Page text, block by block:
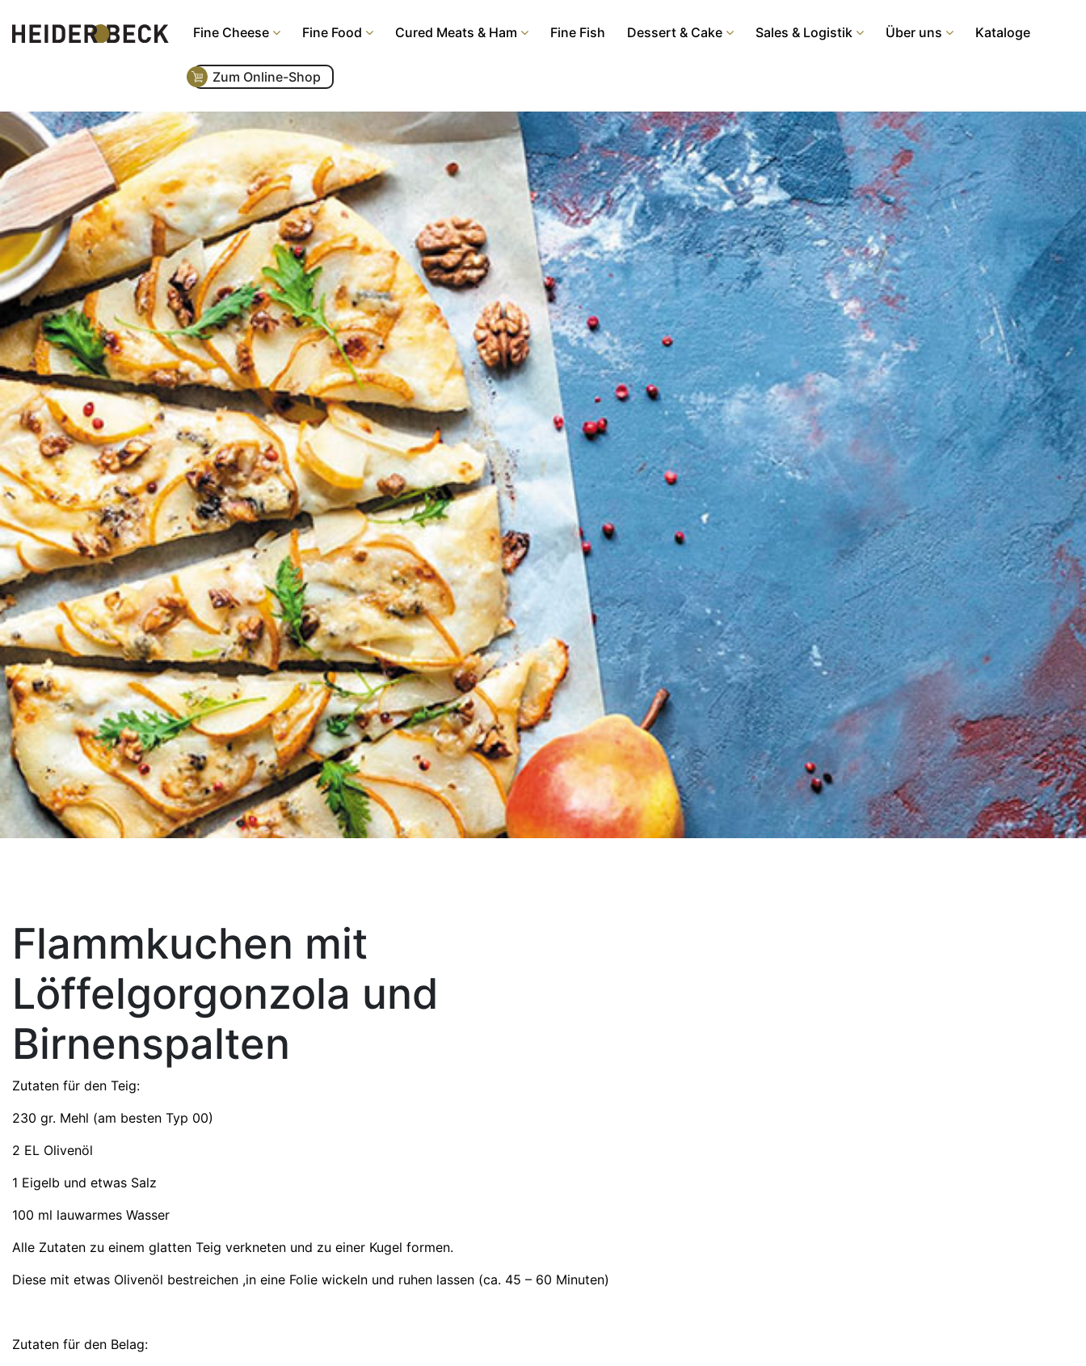
Fine Cheese Fine Food Cured Meats & Ham Fine Fish Dessert & Cake Sales & Logistik Über uns Kataloge
Zum Online-Shop
Flammkuchen mit
Löffelgorgonzola und
Birnenspalten
Zutaten für den Teig:
230 gr. Mehl (am besten Typ 00)
2 EL Olivenöl
1 Eigelb und etwas Salz
100 ml lauwarmes Wasser
Alle Zutaten zu einem glatten Teig verkneten und zu einer Kugel formen.
Diese mit etwas Olivenöl bestreichen ,in eine Folie wickeln und ruhen lassen (ca. 45 – 60 Minuten)
Zutaten für den Belag: